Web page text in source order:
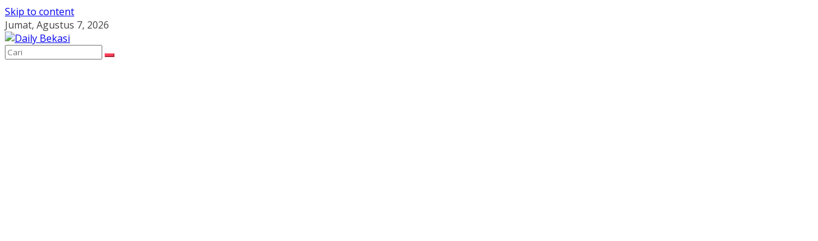
Skip to content
Jumat, Agustus 7, 2026